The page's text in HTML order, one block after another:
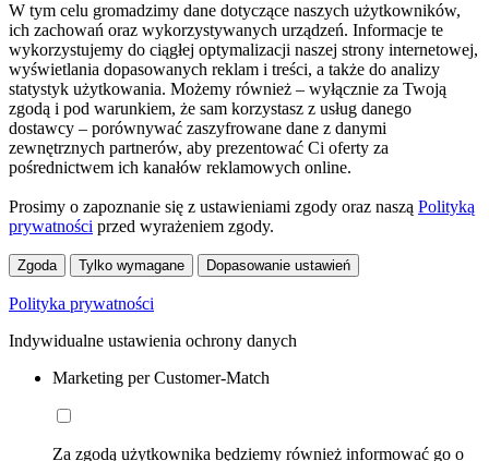
W tym celu gromadzimy dane dotyczące naszych użytkowników,
ich zachowań oraz wykorzystywanych urządzeń. Informacje te
wykorzystujemy do ciągłej optymalizacji naszej strony internetowej,
wyświetlania dopasowanych reklam i treści, a także do analizy
statystyk użytkowania. Możemy również – wyłącznie za Twoją
zgodą i pod warunkiem, że sam korzystasz z usług danego
dostawcy – porównywać zaszyfrowane dane z danymi
zewnętrznych partnerów, aby prezentować Ci oferty za
pośrednictwem ich kanałów reklamowych online.
Prosimy o zapoznanie się z ustawieniami zgody oraz naszą Polityką
prywatności przed wyrażeniem zgody.
Zgoda Tylko wymagane Dopasowanie ustawień
Polityka prywatności
Indywidualne ustawienia ochrony danych
Marketing per Customer-Match
Za zgodą użytkownika będziemy również informować go o